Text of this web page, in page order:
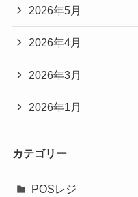
2026年5月
2026年4月
2026年3月
2026年1月
カテゴリー
POSレジ